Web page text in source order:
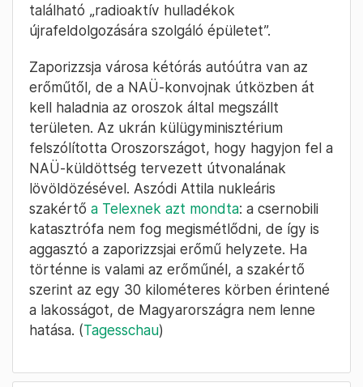
található „radioaktív hulladékok
újrafeldolgozására szolgáló épületet”.
Zaporizzsja városa kétórás autóútra van az
erőműtől, de a NAÜ-konvojnak útközben át
kell haladnia az oroszok által megszállt
területen. Az ukrán külügyminisztérium
felszólította Oroszországot, hogy hagyjon fel a
NAÜ-küldöttség tervezett útvonalának
lövöldözésével. Aszódi Attila nukleáris
szakértő a Telexnek azt mondta: a csernobili
katasztrófa nem fog megismétlődni, de így is
aggasztó a zaporizzsjai erőmű helyzete. Ha
történne is valami az erőműnél, a szakértő
szerint az egy 30 kilométeres körben érintené
a lakosságot, de Magyarországra nem lenne
hatása. (Tagesschau)